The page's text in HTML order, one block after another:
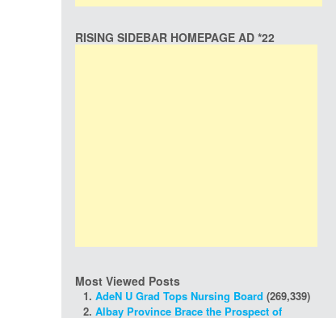
RISING SIDEBAR HOMEPAGE AD *22
Most Viewed Posts
AdeN U Grad Tops Nursing Board (269,339)
Albay Province Brace the Prospect of